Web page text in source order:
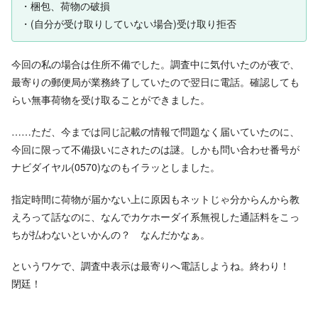
・梱包、荷物の破損
・(自分が受け取りしていない場合)受け取り拒否
今回の私の場合は住所不備でした。調査中に気付いたのが夜で、
最寄りの郵便局が業務終了していたので翌日に電話。確認しても
らい無事荷物を受け取ることができました。
……ただ、今までは同じ記載の情報で問題なく届いていたのに、
今回に限って不備扱いにされたのは謎。しかも問い合わせ番号が
ナビダイヤル(0570)なのもイラッとしました。
指定時間に荷物が届かない上に原因もネットじゃ分からんから教
えろって話なのに、なんでカケホーダイ系無視した通話料をこっ
ちが払わないといかんの？ なんだかなぁ。
というワケで、調査中表示は最寄りへ電話しようね。終わり！
閉廷！